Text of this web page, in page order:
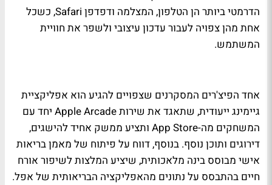
הדרמטי ביותר הן הטלפון, המצלמה ודפדפן Safari, כשכל
אחת מהן צפויה לעבור עדכון עיצובי ולשפר את חוויית
המשתמש.
אחד הפיצ'רים המסקרנים שצפויים להגיע הוא אפליקציית
גיימינג ייעודית, שתאגד את שירות Apple Arcade יחד עם
המשחקים מה-App Store ותציע ממשק אחיד להישגים,
דירוגים ותוכן נוסף. בנוסף, דווח על פיתוח של מאמן בריאות
אישי מבוסס בינה מלאכותית, שיציע המלצות לשיפור אורח
חיים בהתבסס על נתונים מהאפליקציה הבריאותית של אפל.